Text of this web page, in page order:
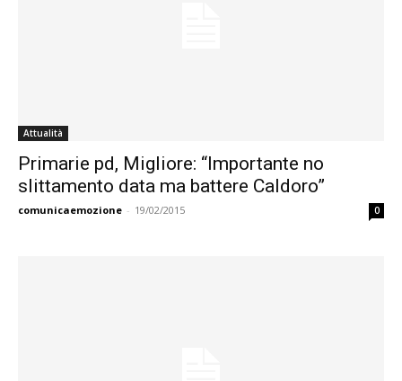
Attualità
Primarie pd, Migliore: “Importante no
slittamento data ma battere Caldoro”
comunicaemozione - 19/02/2015 0